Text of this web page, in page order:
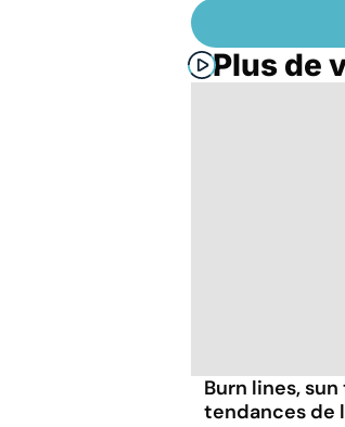
Plus de
Burn lines,
tendances de